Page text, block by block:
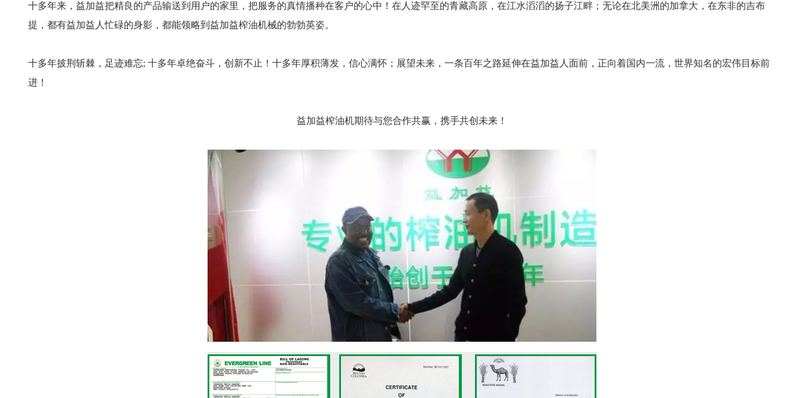
十多年来，益加益把精良的产品输送到用户的家里，把服务的真情播种在客户的心中！在人迹罕至的青藏高原，在江水滔滔的扬子江畔；无论在北美洲的加拿大，在东非的吉布
提，都有益加益人忙碌的身影，都能领略到益加益榨油机械的勃勃英姿。
十多年披荆斩棘，足迹难忘; 十多年卓绝奋斗，创新不止！十多年厚积薄发，信心满怀；展望未来，一条百年之路延伸在益加益人面前，正向着国内一流，世界知名的宏伟目标前
进！
益加益榨油机期待与您合作共赢，携手共创未来！